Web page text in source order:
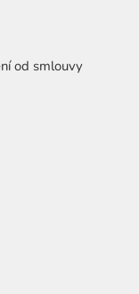
od smlouvy